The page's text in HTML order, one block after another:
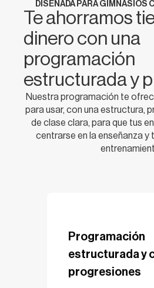
DISEÑADA PARA GIMNASIOS
Te ahorramos
dinero con una
programación
estructurada y
Nuestra programación te
para usar, con una estructura,
de clase clara, para que tus
centrarse en la enseñanza y
Programación
estructurada y
progresiones